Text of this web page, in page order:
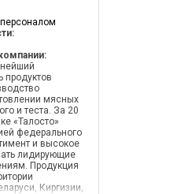
продуктов
мясных
и теста. За 20
«Талосто»
федерального
и высокое
лидирующие
Продукция
Киргизии,